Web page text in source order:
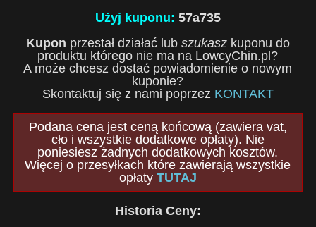
Użyj kuponu: 57a735
Kupon przestał działać lub szukaszkuponu do
produktu którego nie ma na LowcyChin.pl?
A może chcesz dostać powiadomienie o nowym
kuponie?
Skontaktuj się z nami poprzez KONTAKT
Podana cena jest ceną końcową (zawiera vat,
cło i wszystkie dodatkowe opłaty). Nie
poniesiesz żadnych dodatkowych kosztów.
Więcej o przesyłkach które zawierają wszystkie
opłaty TUTAJ
Historia Ceny: